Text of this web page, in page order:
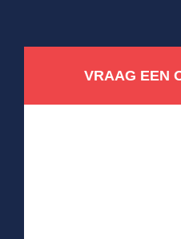
VRAAG EEN